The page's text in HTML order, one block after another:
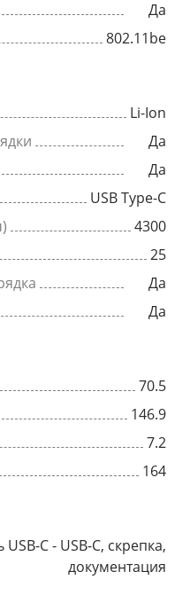
Да
802.11be
Li-Ion
Да
Да
USB Type-C
4300
25
Да
Да
70.5
146.9
7.2
164
USB-C - USB-C, скрепка,
документация